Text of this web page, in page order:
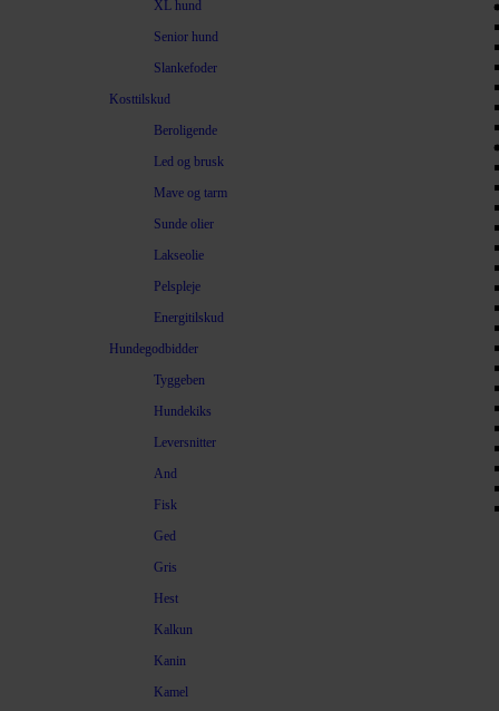
XL hund
Senior hund
Slankefoder
Kosttilskud
Beroligende
Led og brusk
Mave og tarm
Sunde olier
Lakseolie
Pelspleje
Energitilskud
Hundegodbidder
Tyggeben
Hundekiks
Leversnitter
And
Fisk
Ged
Gris
Hest
Kalkun
Kanin
Kamel